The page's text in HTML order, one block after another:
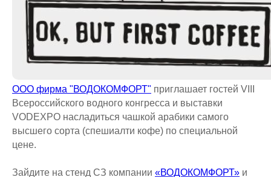
ООО фирма "ВОДОКОМФОРТ" приглашает гостей VIII
Всероссийского водного конгресса и выставки
VODEXPO насладиться чашкой арабики самого
высшего сорта (спешиалти кофе) по специальной
цене.
Зайдите на стенд СЗ компании «ВОДОКОМФОРТ» и